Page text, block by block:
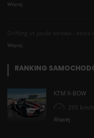
Więcej
Drifting vs jazda torowa - która
Więcej
RANKING
KTM X-BOW
295 km/h
Więcej